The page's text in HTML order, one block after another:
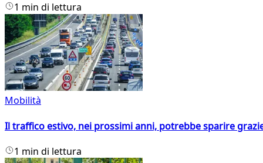
1 min di lettura
Mobilità
Il traffico estivo, nei prossimi anni, potrebbe sparire
1 min di lettura